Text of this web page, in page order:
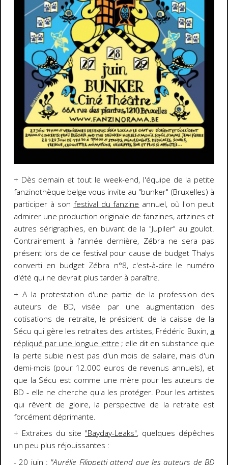
+ Dès demain et tout le week-end, l'équipe de la petite
fanzinothèque belge vous invite au "bunker" (Bruxelles) à
participer à son festival du fanzine annuel, où l'on peut
admirer une production originale de fanzines, artzines et
autres sérigraphies, en buvant de la "Jupiler" au goulot.
Contrairement à l'année dernière, Zébra ne sera pas
présent lors de ce festival pour cause de budget Thalys
converti en budget Zébra n°8, c'est-à-dire le numéro
d'été qui ne devrait plus tarder à paraître.
+ A la protestation d'une partie de la profession des
auteurs de BD, visée par une augmentation des
cotisations de retraite, le président de la caisse de la
Sécu qui gère les retraites des artistes, Frédéric Buxin, a
répliqué par une longue lettre ; elle dit en substance que
la perte subie n'est pas d'un mois de salaire, mais d'un
demi-mois (pour 12.000 euros de revenus annuels), et
que la Sécu est comme une mère pour les auteurs de
BD - elle ne cherche qu'a les protéger. Pour les artistes
qui rêvent de gloire, la perspective de la retraite est
forcément déprimante.
+ Extraites du site "Bayday-Leaks", quelques dépêches
un peu plus réjouissantes :
- 20 juin : "Aurélie Filippetti attend que les auteurs de BD